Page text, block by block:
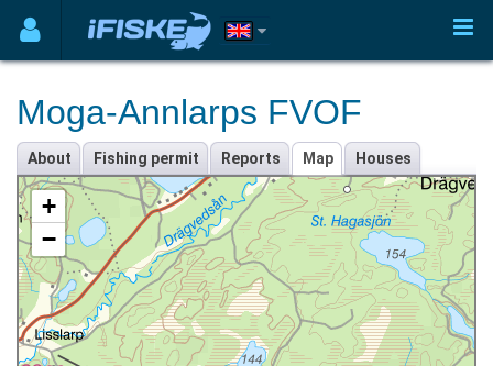
Moga-Annlarps FVOF
About Fishing permit Reports Map Houses
+
−